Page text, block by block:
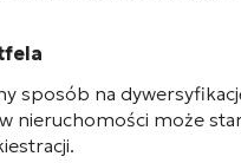
sposób na
nieruchomości może